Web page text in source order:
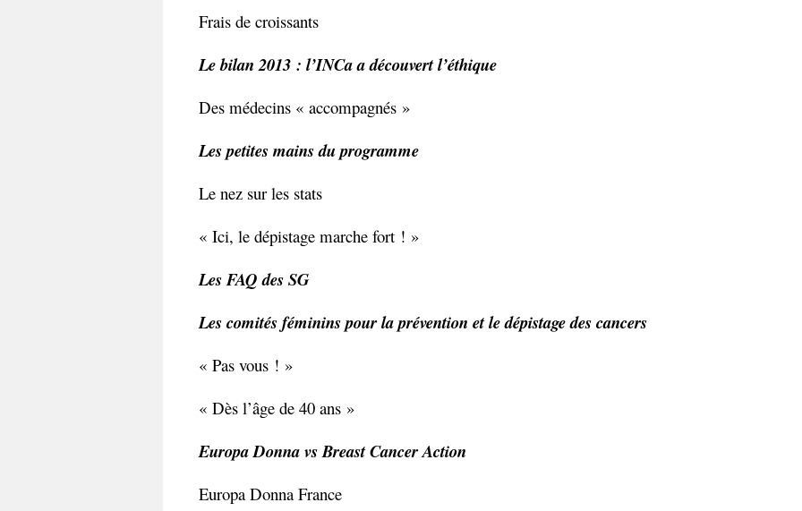
Frais de croissants
Le bilan 2013 : l’INCa a découvert l’éthique
Des médecins « accompagnés »
Les petites mains du programme
Le nez sur les stats
« Ici, le dépistage marche fort ! »
Les FAQ des SG
Les comités féminins pour la prévention et le dépistage des cancers
« Pas vous ! »
« Dès l’âge de 40 ans »
Europa Donna vs Breast Cancer Action
Europa Donna France